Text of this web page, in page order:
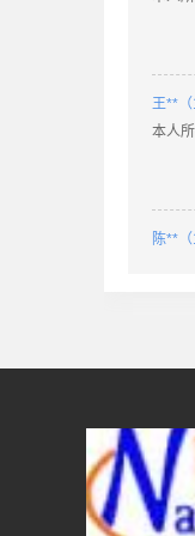
王**（
本人
陈**（
姚**
张**
本人